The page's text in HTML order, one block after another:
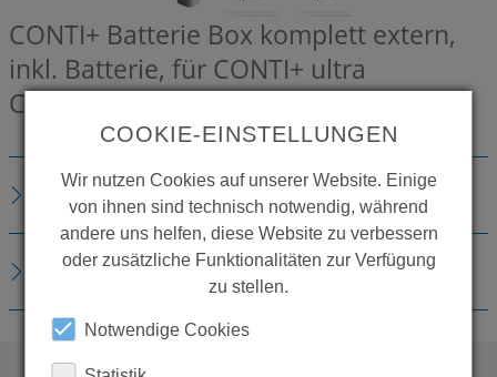
CONTI+ Batterie Box komplett extern,
inkl. Batterie, für CONTI+ ultra
CONZ8239158
BESCHREIBUNG
DOWNLOADS
COOKIE-EINSTELLUNGEN
Wir nutzen Cookies auf unserer Website. Einige
von ihnen sind technisch notwendig, während
andere uns helfen, diese Website zu verbessern
oder zusätzliche Funktionalitäten zur Verfügung
zu stellen.
Notwendige Cookies